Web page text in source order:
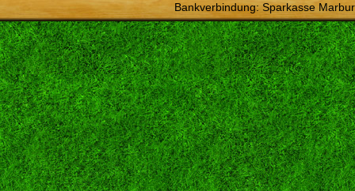
Bankverbindung: Sparkasse